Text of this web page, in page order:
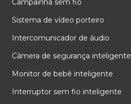
Campainha sem fio
Sistema de vídeo porteiro
Intercomunicador de áudio
Câmera de segurança inteligente
Monitor de bebê inteligente
Interruptor sem fio inteligente